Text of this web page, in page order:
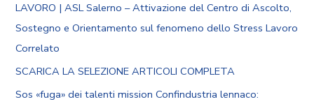
LAVORO | ASL Salerno – Attivazione del Centro di Ascolto,
Sostegno e Orientamento sul fenomeno dello Stress Lavoro
Correlato
SCARICA LA SELEZIONE ARTICOLI COMPLETA
Sos «fuga» dei talenti mission Confindustria lennaco: